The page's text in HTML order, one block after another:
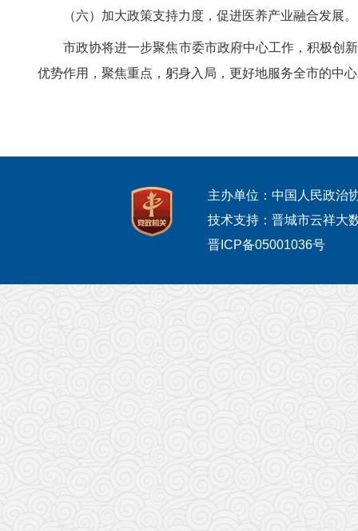
（六）加大政策支持力度，促进医养产业融合发展。
市政协将进一步聚焦市委市政府中心工作，积极创
优势作用，聚焦重点，躬身入局，更好地服务全市的中
主办单位：中国人民政治
技术支持：晋城市云祥大
晋ICP备05001036号